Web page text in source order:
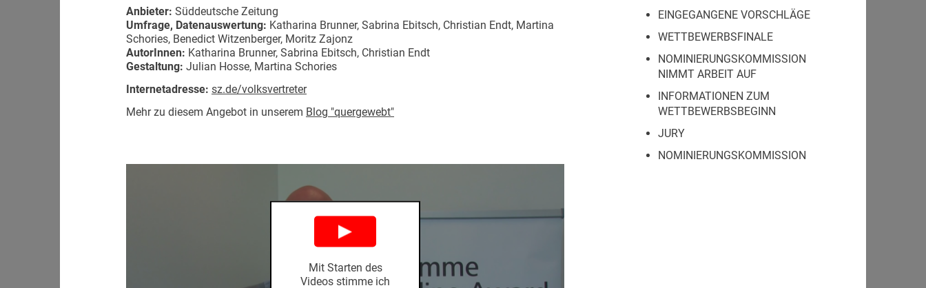
Anbieter: Süddeutsche Zeitung
Umfrage, Datenauswertung: Katharina Brunner, Sabrina Ebitsch, Christian Endt, Martina
Schories, Benedict Witzenberger, Moritz Zajonz
AutorInnen: Katharina Brunner, Sabrina Ebitsch, Christian Endt
Gestaltung: Julian Hosse, Martina Schories
Internetadresse: sz.de/volksvertreter
Mehr zu diesem Angebot in unserem Blog "quergewebt"
Mit Starten des
Videos stimme ich
EINGEGANGENE VORSCHLÄGE
WETTBEWERBSFINALE
NOMINIERUNGSKOMMISSION
NIMMT ARBEIT AUF
INFORMATIONEN ZUM
WETTBEWERBSBEGINN
JURY
NOMINIERUNGSKOMMISSION